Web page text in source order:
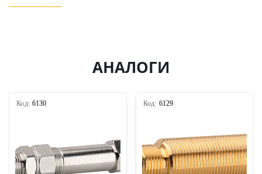
АНАЛОГИ
Код: 6130 Код: 6129